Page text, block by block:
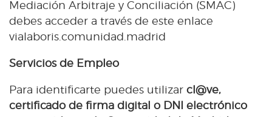
Mediación Arbitraje y Conciliación (SMAC)
debes acceder a través de este enlace
vialaboris.comunidad.madrid
Servicios de Empleo
Para identificarte puedes utilizar cl@ve,
certificado de firma digital o DNI electrónico